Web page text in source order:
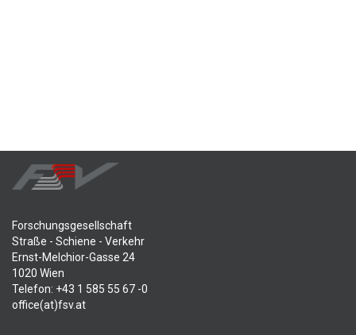
Forschungsgesellschaft
Straße - Schiene - Verkehr
Ernst-Melchior-Gasse 24
1020 Wien
Telefon: +43 1 585 55 67 -0
office(at)fsv.at